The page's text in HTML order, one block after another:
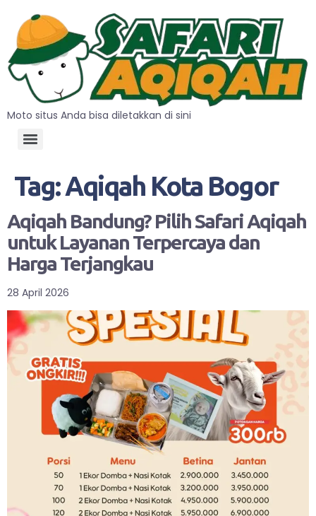
Moto situs Anda bisa diletakkan di sini
Tag:Aqiqah Kota Bogor
Aqiqah Bandung? Pilih Safari Aqiqah
untuk Layanan Terpercaya dan
Harga Terjangkau
28 April 2026